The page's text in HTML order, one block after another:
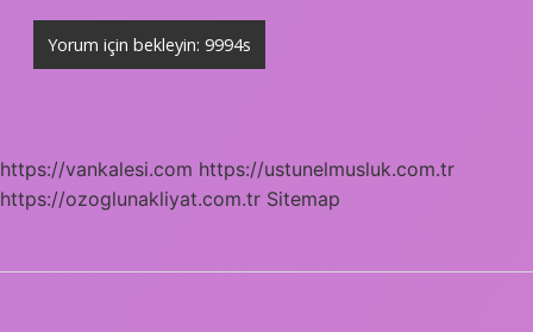
https://vankalesi.com https://ustunelmusluk.com.tr
https://ozoglunakliyat.com.tr Sitemap